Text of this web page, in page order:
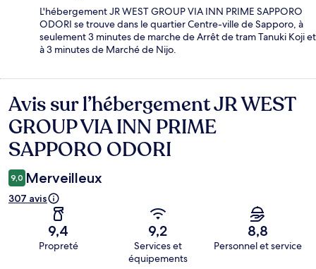
L'hébergement JR WEST GROUP VIA INN PRIME SAPPORO
ODORI se trouve dans le quartier Centre-ville de Sapporo, à
seulement 3 minutes de marche de Arrêt de tram Tanuki Koji et
à 3 minutes de Marché de Nijo.
Avis
Avis sur l’hébergement JR WEST
GROUP VIA INN PRIME
SAPPORO ODORI
9,0 Merveilleux
307 avis
9,4
Propreté
9,2
Services et
équipements
8,8
Personnel et service